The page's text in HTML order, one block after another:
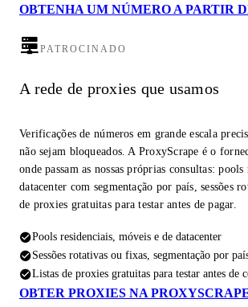
OBTENHA UM NÚMERO A PARTIR
PATROCINADO
A rede de proxies que usamos
Verificações de números em grande escala
não sejam bloqueados. A ProxyScrape é o
onde passam as nossas próprias consultas:
datacenter com segmentação por país, sessões
de proxies gratuitas para testar antes de pagar.
Pools residenciais, móveis e de datacenter
Sessões rotativas ou fixas, segmentação por
Listas de proxies gratuitas para testar antes de
OBTER PROXIES NA